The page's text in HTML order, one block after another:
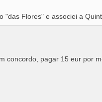
Flores" e associei a
concordo, pagar 15 eur por